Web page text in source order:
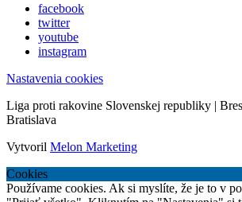
facebook
twitter
youtube
instagram
Nastavenia cookies
Liga proti rakovine Slovenskej republiky |
Bratislava
Vytvoril Melon Marketing
Cookies
Používame cookies. Ak si myslíte, že je to v